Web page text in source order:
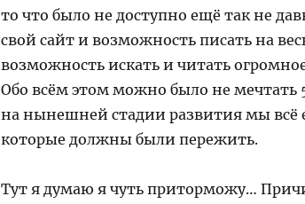
то что было не доступно ещё так не
свой сайт и возможность писать на
возможность искать и читать
Обо всём этом можно было не мечтать
на нынешней стадии развития мы
которые должны были пережить.
Тут я думаю я чуть приторможу…